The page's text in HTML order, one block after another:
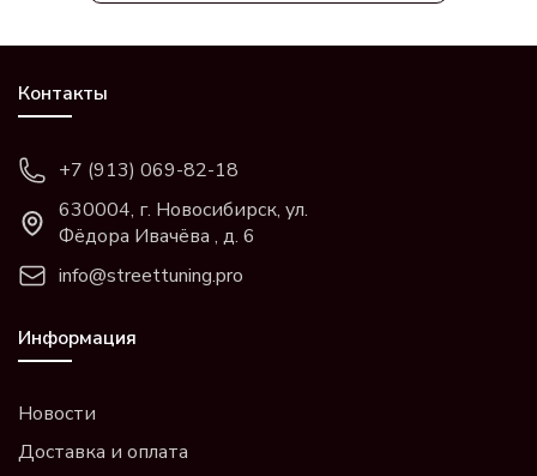
Контакты
+7 (913) 069-82-18
630004, г. Новосибирск, ул.
Фёдора Ивачёва , д. 6
info@streettuning.pro
Информация
Новости
Доставка и оплата